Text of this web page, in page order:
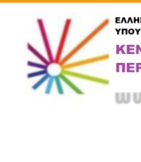
περιεχόμενο